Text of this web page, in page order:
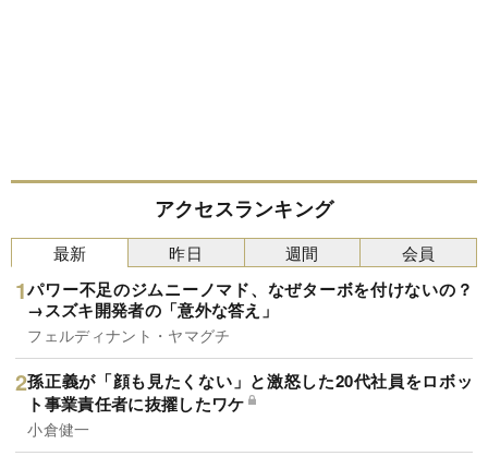
アクセスランキング
最新
パワー不足のジムニーノマド、なぜターボを付けないの？
→スズキ開発者の「意外な答え」
フェルディナント・ヤマグチ
孫正義が「顔も見たくない」と激怒した20代社員をロボッ
ト事業責任者に抜擢したワケ
小倉健一
昨日 週間 会員